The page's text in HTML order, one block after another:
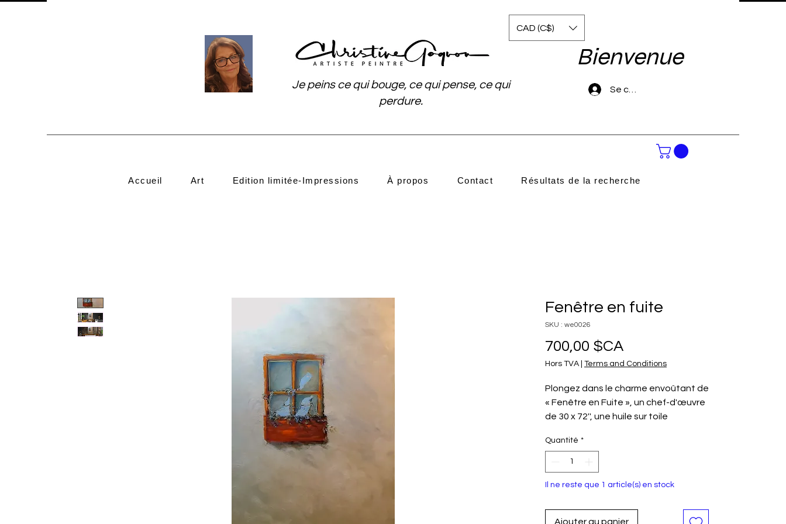
Bienvenue
Se connecter
Accueil Art Edition limitée-Impressions À propos Contact Résultats de la recherche
Je peins ce qui bouge, ce qui pense, ce qui
perdure.
CAD (C$)
Fenêtre en fuite
SKU : we0026
700,00 $CA
Hors TVA Terms and Conditions
Plongez dans le charme envoûtant de
« Fenêtre en Fuite », un chef-d'œuvre
de 30 x 72'', une huile sur toile
CHRISTINEGAGNON'S ART. Dans
cette œuvre évocatrice, l'artiste
explore la notion de liberté à travers
un objet du quotidien – une fenêtre –
Quantité *
Il ne reste que 1 article(s) en stock
Ajouter au panier